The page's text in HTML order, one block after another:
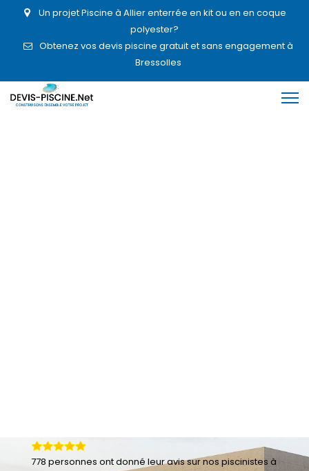
Un projet Piscine à Allier enterrée en kit ou en en coque
polyester?
Obtenez vos devis piscine gratuit et sans engagement à
Bressolles
778 personnes ont donné leuravis sur nos piscinistes à